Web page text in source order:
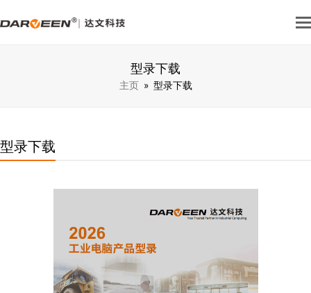
型录下载
主页 » 型录下载
型录下载